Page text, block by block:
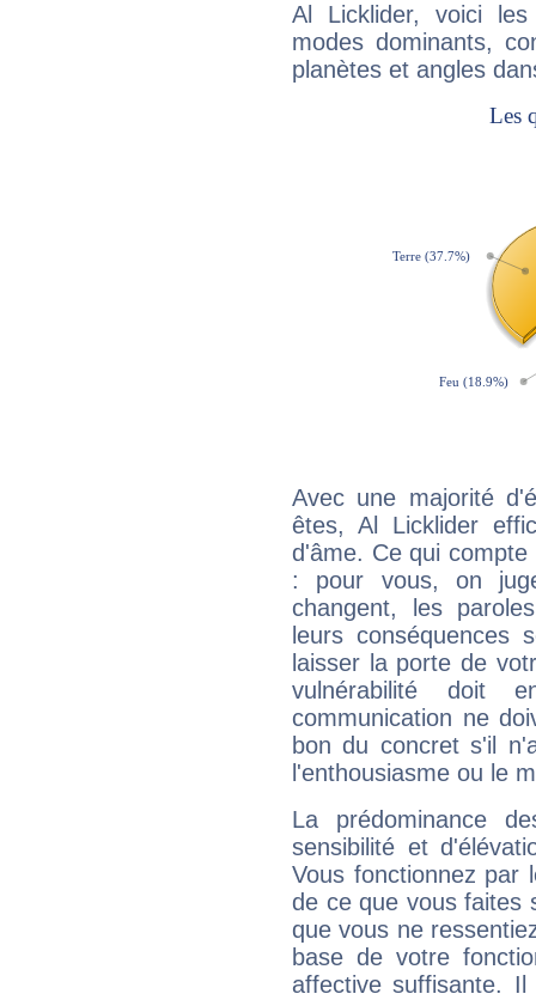
Al Licklider, voici
modes dominants,
planètes et angles
Avec une majorité
êtes, Al Licklider
d'âme. Ce qui
: pour vous, on
changent, les
leurs conséquences
laisser la porte de
vulnérabilité doit
communication ne
bon du concret s'il
l'enthousiasme ou le
La prédominance
sensibilité et
Vous fonctionnez
de ce que vous faites
que vous ne
base de votre
affective suffisante.